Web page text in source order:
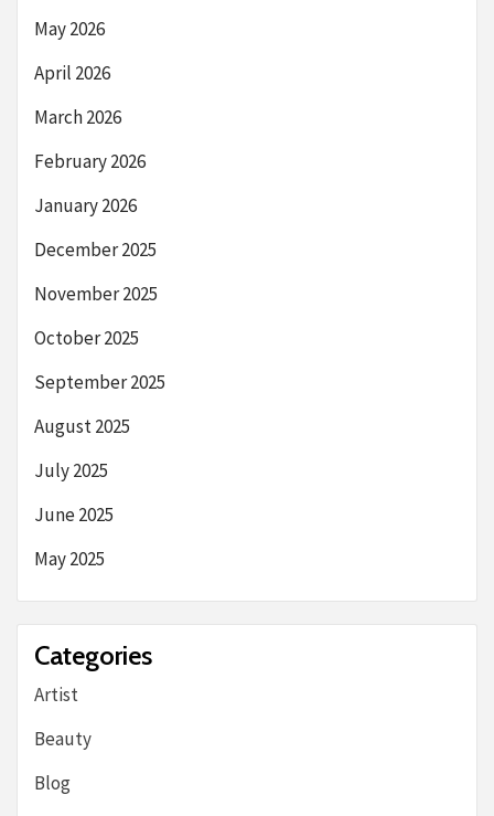
May 2026
April 2026
March 2026
February 2026
January 2026
December 2025
November 2025
October 2025
September 2025
August 2025
July 2025
June 2025
May 2025
Categories
Artist
Beauty
Blog